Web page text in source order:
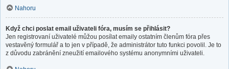
Nahoru
Když chci poslat email uživateli fóra, musím se přihlásit?
Jen registrovaní uživatelé můžou posílat emaily ostatním členům fóra přes
vestavěný formulář a to jen v případě, že administrátor tuto funkci povolil. Je to
z důvodu zabránění zneužití emailového systému anonymními uživateli.